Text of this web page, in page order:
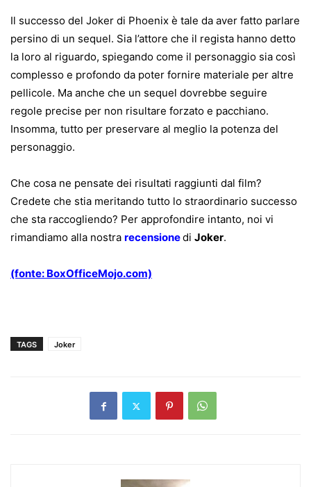
Il successo del Joker di Phoenix è tale da aver fatto parlare
persino di un sequel. Sia l’attore che il regista hanno detto
la loro al riguardo, spiegando come il personaggio sia così
complesso e profondo da poter fornire materiale per altre
pellicole. Ma anche che un sequel dovrebbe seguire
regole precise per non risultare forzato e pacchiano.
Insomma, tutto per preservare al meglio la potenza del
personaggio.
Che cosa ne pensate dei risultati raggiunti dal film?
Credete che stia meritando tutto lo straordinario successo
che sta raccogliendo? Per approfondire intanto, noi vi
rimandiamo alla nostra recensionedi Joker.
(fonte: BoxOfficeMojo.com)
TAGS Joker